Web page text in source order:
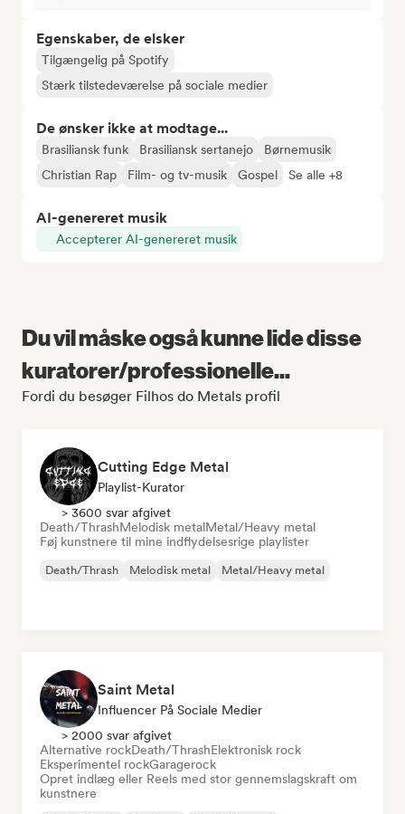
Egenskaber, de elsker
Tilgængelig på Spotify
Stærk tilstedeværelse på sociale medier
De ønsker ikke at modtage...
Brasiliansk funk Brasiliansk sertanejo
Børnemusik
Christian Rap
Film- og tv-musik Gospel Se alle +8
AI-genereret musik
Accepterer AI-genereret musik
Du vil måske også kunne lide disse
kuratorer/professionelle...
Fordi du besøger Filhos do Metals profil
Cutting Edge Metal
Playlist-Kurator
> 3600 svar afgivet
Death/ThrashMelodisk metalMetal/Heavy metal
Føj kunstnere til mine indflydelsesrige playlister
Death/Thrash Melodisk metal Metal/Heavy metal
Saint Metal
Influencer På Sociale Medier
> 2000 svar afgivet
Alternative rockDeath/ThrashElektronisk rock
Eksperimentel rockGaragerock
Opret indlæg eller Reels med stor gennemslagskraft om
kunstnere